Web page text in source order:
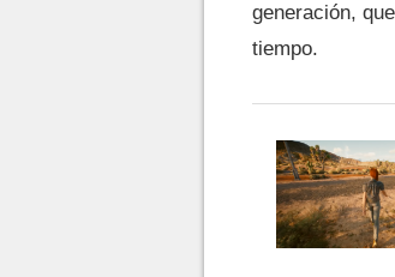
generación,
tiempo.